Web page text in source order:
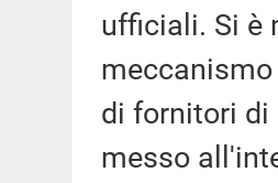
ufficiali. Si è
di fornitori di
messo